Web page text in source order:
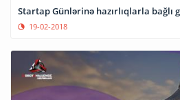
Startap Günlərinə hazırlıqlarla bağlı
19-02-2018